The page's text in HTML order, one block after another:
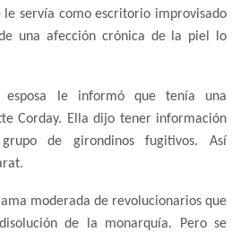
le servía como escritorio improvisado
una afección crónica de la piel lo
esposa le informó que tenía una
Corday. Ella dijo tener información
de girondinos fugitivos. Así
moderada de revolucionarios que
de la monarquía. Pero se